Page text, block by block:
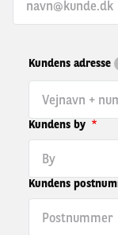
Kundens adresse
Kundens by
Kundens